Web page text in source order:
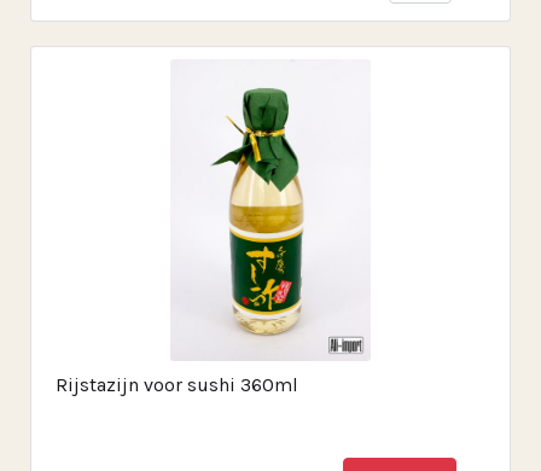
Rijstazijn voor sushi 360ml